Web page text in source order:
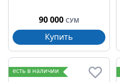
90 000 СУМ
Купить
есть в наличии